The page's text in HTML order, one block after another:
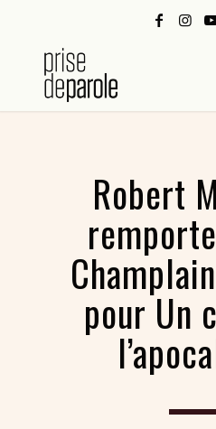
Robert
pour Un